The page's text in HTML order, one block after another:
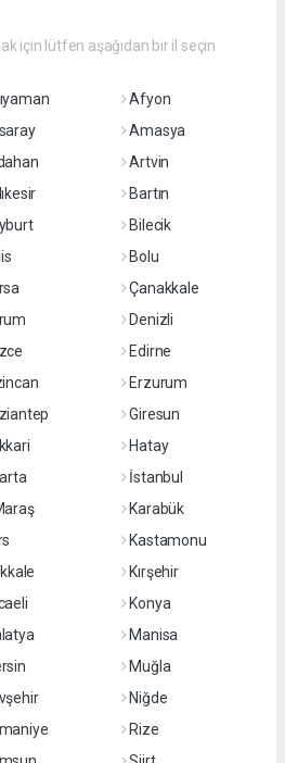
için lütfen aşağıdan bir il seçin
Afyon
Amasya
Artvin
Bartın
Bilecik
Bolu
Çanakkale
Denizli
Edirne
Erzurum
Giresun
Hatay
İstanbul
Karabük
Kastamonu
Kırşehir
Konya
Manisa
Muğla
Niğde
Rize